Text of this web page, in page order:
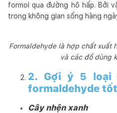
formol qua đường hô hấp. Bởi
trong không gian sống hàng
Formaldehyde là hợp chất xuất
và các đồ dùng
2. Gợi ý 5 loại
formaldehyde
Cây nhện xanh